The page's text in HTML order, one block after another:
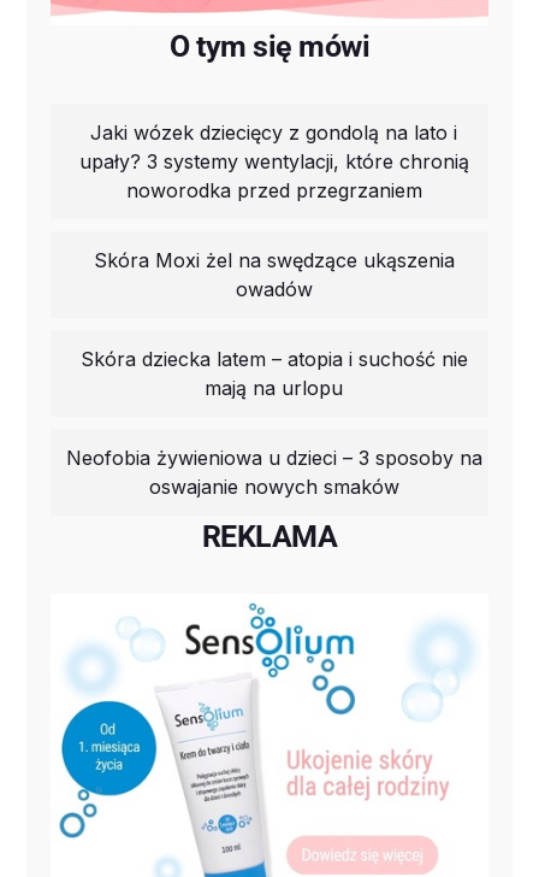
O tym się mówi
Jaki wózek dziecięcy z gondolą na lato i
upały? 3 systemy wentylacji, które chronią
noworodka przed przegrzaniem
Skóra Moxi żel na swędzące ukąszenia
owadów
Skóra dziecka latem – atopia i suchość nie
mają na urlopu
Neofobia żywieniowa u dzieci – 3 sposoby na
oswajanie nowych smaków
REKLAMA